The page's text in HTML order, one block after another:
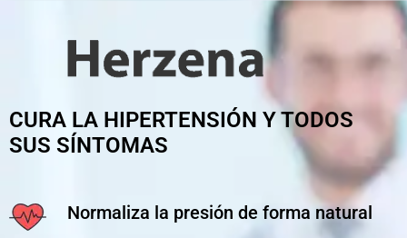
CURA LA HIPERTENSIÓN Y TODOS
SUS SÍNTOMAS
Normaliza la presión de forma natural